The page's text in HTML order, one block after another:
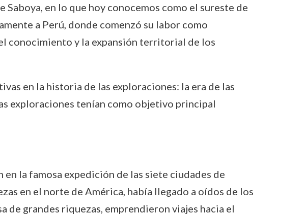
en lo que hoy conocemos como el sureste de
a Perú, donde comenzó su labor como
conocimiento y la expansión territorial de los
en la historia de las exploraciones: la era de las
exploraciones tenían como objetivo principal
la famosa expedición de las siete ciudades de
en el norte de América, había llegado a oídos de los
de grandes riquezas, emprendieron viajes hacia el